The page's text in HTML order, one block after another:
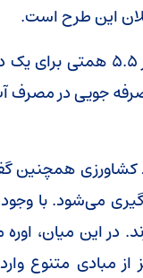
این طرح است.
صرفه جویی در
کشاورزی همچنین
می‌شود. با
در این میان،
مبادی متنوع